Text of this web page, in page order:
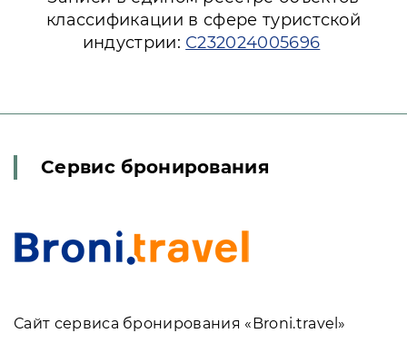
классификации в сфере туристской
индустрии: С232024005696
Сервис бронирования
Сайт сервиса бронирования «Broni.travel»